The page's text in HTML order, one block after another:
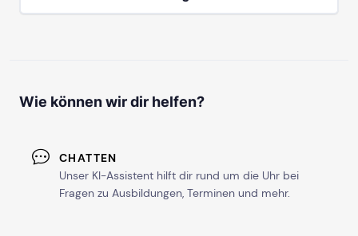
Wie können wir dir helfen?
CHATTEN
Unser KI-Assistent hilft dir rund um die Uhr bei
Fragen zu Ausbildungen, Terminen und mehr.